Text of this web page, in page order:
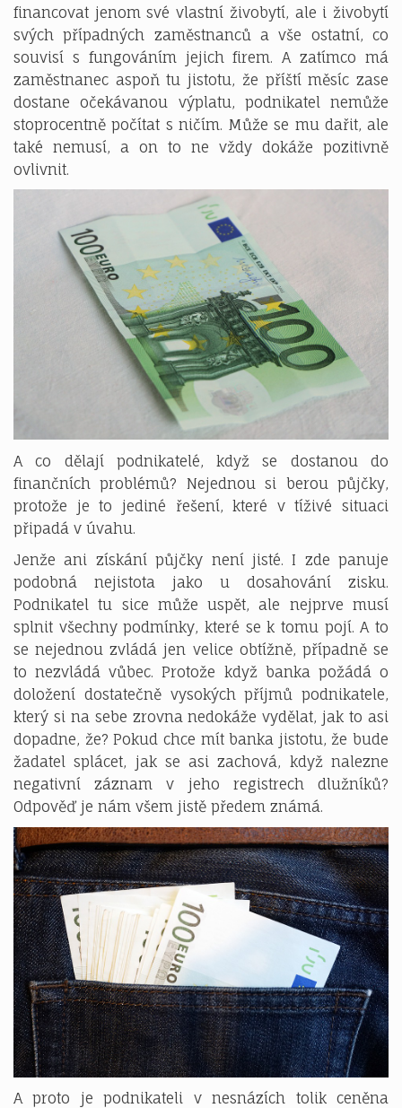
financovat jenom své vlastní živobytí, ale i živobytí
svých případných zaměstnanců a vše ostatní, co
souvisí s fungováním jejich firem. A zatímco má
zaměstnanec aspoň tu jistotu, že příští měsíc zase
dostane očekávanou výplatu, podnikatel nemůže
stoprocentně počítat s ničím. Může se mu dařit, ale
také nemusí, a on to ne vždy dokáže pozitivně
ovlivnit.
A co dělají podnikatelé, když se dostanou do
finančních problémů? Nejednou si berou půjčky,
protože je to jediné řešení, které v tíživé situaci
připadá v úvahu.
Jenže ani získání půjčky není jisté. I zde panuje
podobná nejistota jako u dosahování zisku.
Podnikatel tu sice může uspět, ale nejprve musí
splnit všechny podmínky, které se k tomu pojí. A to
se nejednou zvládá jen velice obtížně, případně se
to nezvládá vůbec. Protože když banka požádá o
doložení dostatečně vysokých příjmů podnikatele,
který si na sebe zrovna nedokáže vydělat, jak to asi
dopadne, že? Pokud chce mít banka jistotu, že bude
žadatel splácet, jak se asi zachová, když nalezne
negativní záznam v jeho registrech dlužníků?
Odpověď je nám všem jistě předem známá.
A proto je podnikateli v nesnázích tolik ceněna